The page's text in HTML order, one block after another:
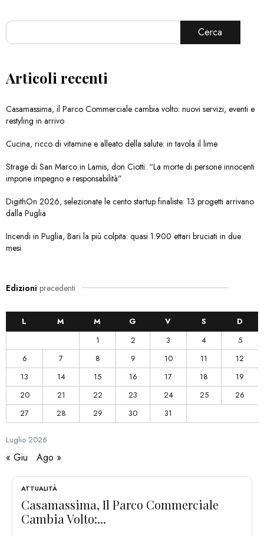
Cerca
Articoli recenti
Casamassima, il Parco Commerciale cambia volto: nuovi servizi, eventi e
restyling in arrivo
Cucina, ricco di vitamine e alleato della salute: in tavola il lime
Strage di San Marco in Lamis, don Ciotti: “La morte di persone innocenti
impone impegno e responsabilità”
DigithOn 2026, selezionate le cento startup finaliste: 13 progetti arrivano
dalla Puglia
Incendi in Puglia, Bari la più colpita: quasi 1.900 ettari bruciati in due
mesi
Edizioni precedenti
Luglio 2026
L M M G V S
D
1
2 3 4
5
6
7 8 9 10 11
12
13
14 15 16 17 18
19
20
21 22 23 24 25
26
27
28 29 30 31
« Giu Ago »
ATTUALITÀ
Casamassima, Il Parco Commerciale
Cambia Volto:...